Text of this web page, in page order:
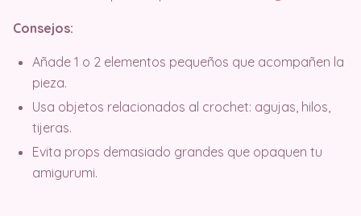
Consejos:
Añade 1 o 2 elementos pequeños que acompañen la
pieza.
Usa objetos relacionados al crochet: agujas, hilos,
tijeras.
Evita props demasiado grandes que opaquen tu
amigurumi.